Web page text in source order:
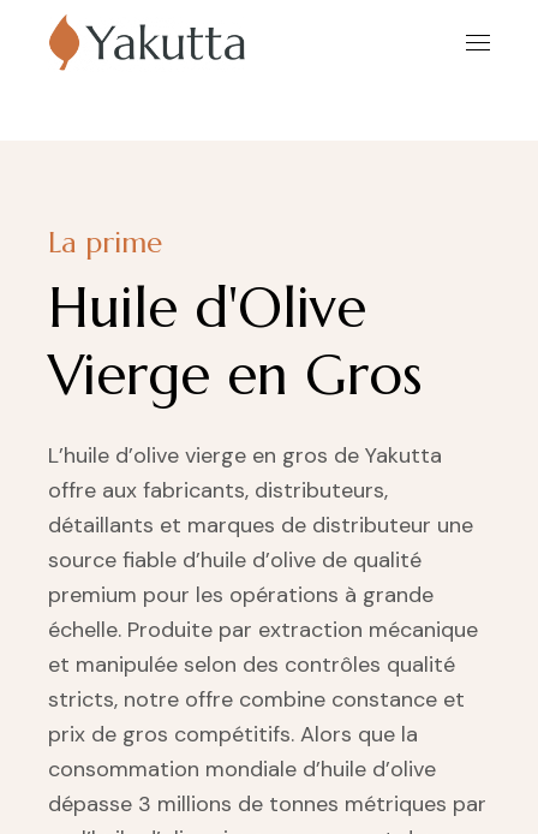
La prime
Huile d'Olive
Vierge en Gros
L’huile d’olive vierge en gros de Yakutta
offre aux fabricants, distributeurs,
détaillants et marques de distributeur une
source fiable d’huile d’olive de qualité
premium pour les opérations à grande
échelle. Produite par extraction mécanique
et manipulée selon des contrôles qualité
stricts, notre offre combine constance et
prix de gros compétitifs. Alors que la
consommation mondiale d’huile d’olive
dépasse 3 millions de tonnes métriques par